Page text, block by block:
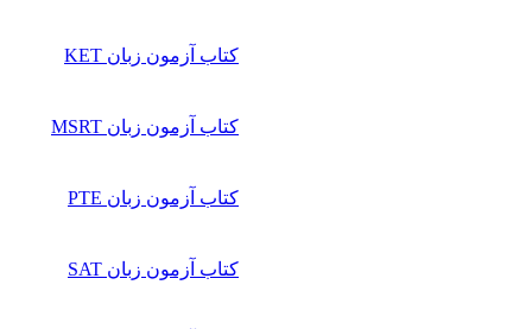
کتاب آزمون زبان KET
کتاب آزمون زبان MSRT
کتاب آزمون زبان PTE
کتاب آزمون زبان SAT